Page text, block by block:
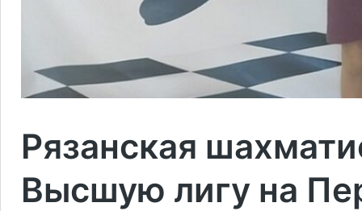
Рязанская
Высшую лигу на